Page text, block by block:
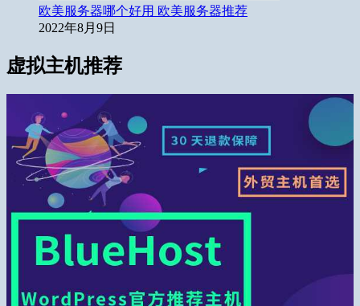
欧美服务器哪个好用 欧美服务器推荐
2022年8月9日
虚拟主机推荐